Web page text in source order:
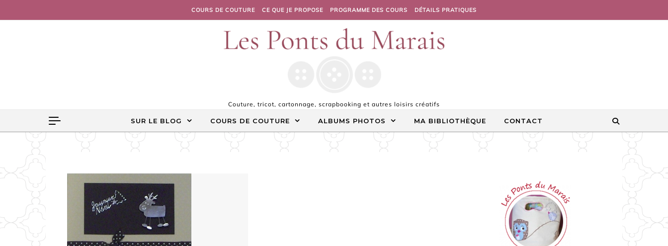
COURS DE COUTURE CE QUE JE PROPOSE PROGRAMME DES COURS DÉTAILS PRATIQUES
Couture, tricot, cartonnage, scrapbooking et autres loisirs créatifs
SUR LE BLOG COURS DE COUTURE ALBUMS PHOTOS MA BIBLIOTHÈQUE CONTACT